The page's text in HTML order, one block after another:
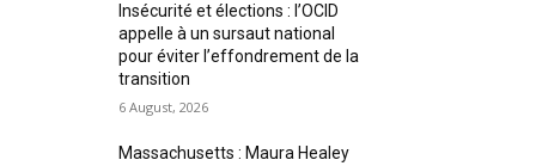
Insécurité et élections : l’OCID
appelle à un sursaut national
pour éviter l’effondrement de la
transition
6 August, 2026
Massachusetts : Maura Healey